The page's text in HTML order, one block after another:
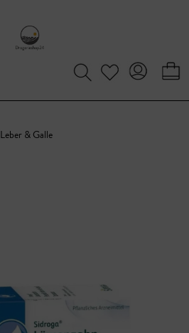
Leber & Galle